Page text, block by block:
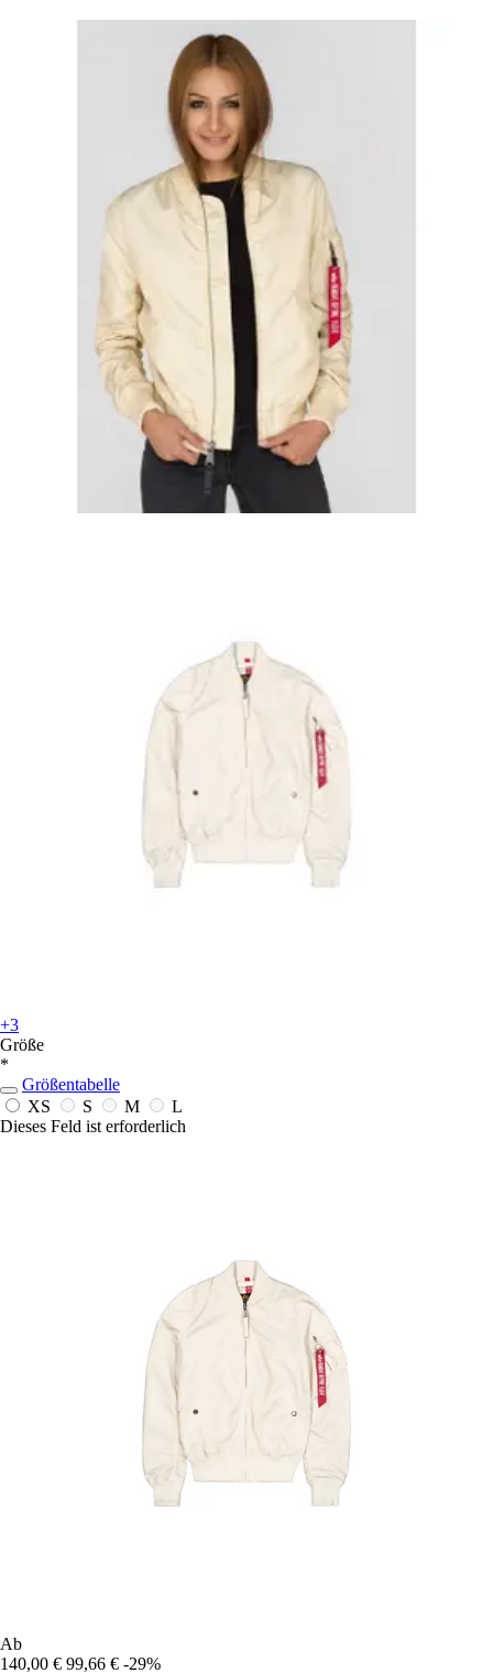
+3
Größe
*
Größentabelle
XS
S M
L
Dieses Feld ist erforderlich
Ab
140,00 € 99,66 € -29%